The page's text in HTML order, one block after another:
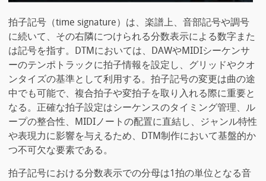
拍子記号（time signature）は、楽譜上、音部記号や調号
に続いて、その右隣につけられる分数表示による数字また
は記号を指す。DTMにおいては、DAWやMIDIシーケンサ
ーのテンポトラックに拍子情報を設定し、グリッドやクオ
ンタイズの基準として利用する。拍子記号の変更は曲の途
中でも可能で、複合拍子や変拍子を取り入れる際に重要と
なる。正確な拍子設定はシーケンスのタイミング管理、ル
ープの整合性、MIDIノートの配置に直結し、ジャンル特性
や表現力に影響を与えるため、DTM制作において基盤的か
つ不可欠な要素である。
拍子記号における分数表示での分母は1拍の単位となる音